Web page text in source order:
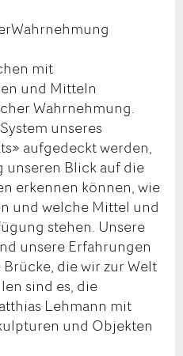
mit
und Mitteln
Wahrnehmung.
unseres
aufgedeckt werden,
Blick auf die
erkennen können, wie
und welche Mittel und
stehen. Unsere
unsere Erfahrungen
die wir zur Welt
sind es, die
Lehmann mit
und Objekten